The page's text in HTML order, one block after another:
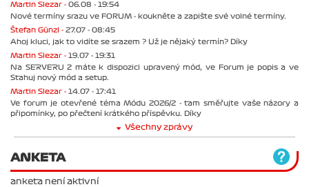
Martin Slezar - 06.08 - 19:54
Nové termíny srazu ve FORUM - koukněte a zapište své volné termíny.
Štefan Günzl - 27.07 - 08:45
Ahoj kluci, jak to vidíte se srazem ? Už je nějaký termín? Díky
Martin Slezar - 19.07 - 19:31
Na SERVERU 2 máte k dispozici upravený mód, ve Forum je popis a ve
Stahuj nový mód a setup.
Martin Slezar - 14.07 - 17:41
Ve forum je otevřené téma Módu 2026/2 - tam směřujte vaše názory a
připomínky, po přečtení krátkého příspěvku. Díky
Všechny zprávy
ANKETA
anketa není aktivní